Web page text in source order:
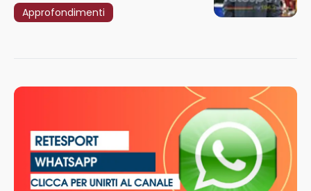
Approfondimenti